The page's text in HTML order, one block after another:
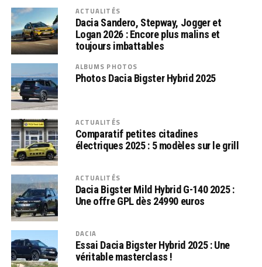
ACTUALITÉS
Dacia Sandero, Stepway, Jogger et
Logan 2026 : Encore plus malins et
toujours imbattables
ALBUMS PHOTOS
Photos Dacia Bigster Hybrid 2025
ACTUALITÉS
Comparatif petites citadines
électriques 2025 : 5 modèles sur le grill
ACTUALITÉS
Dacia Bigster Mild Hybrid G-140 2025 :
Une offre GPL dès 24990 euros
DACIA
Essai Dacia Bigster Hybrid 2025 : Une
véritable masterclass !